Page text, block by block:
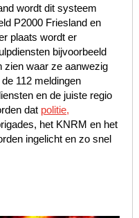
wordt dit systeem
P2000 Friesland en
plaats wordt er
bijvoorbeeld
zien waar ze aanwezig
112 meldingen
en de juiste regio
dat politie,
het KNRM en het
ingelicht en zo snel